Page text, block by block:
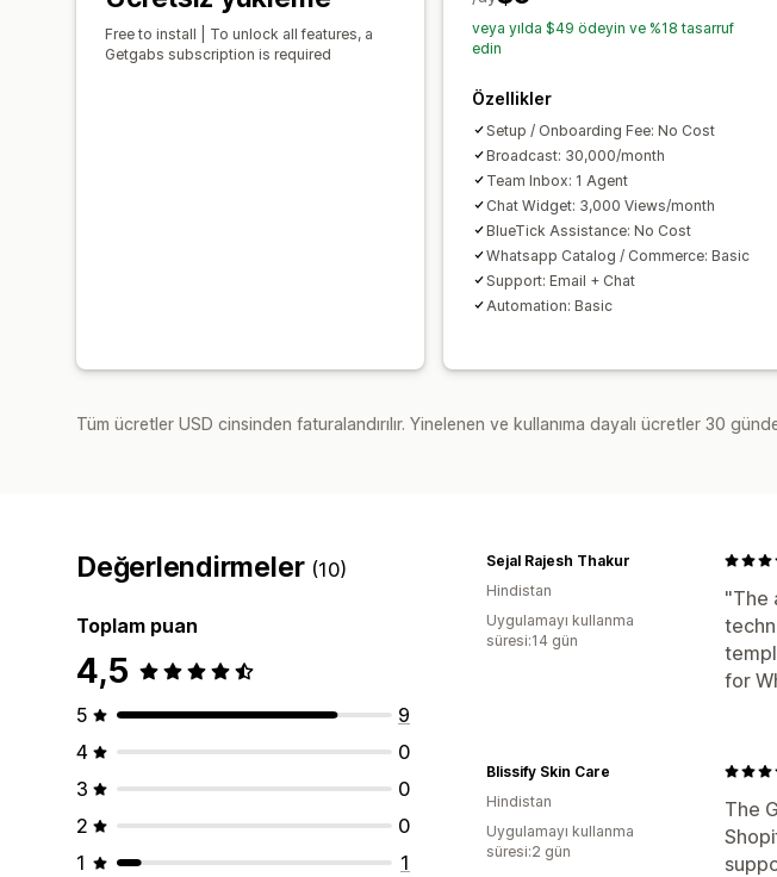
Free to install | To unlock all features, a
Getgabs subscription is required
veya yılda $49 ödeyin ve %18 tasarruf
edin
Özellikler
Setup / Onboarding Fee: No Cost
Broadcast: 30,000/month
Team Inbox: 1 Agent
Chat Widget: 3,000 Views/month
BlueTick Assistance: No Cost
Whatsapp Catalog / Commerce: Basic
Support: Email + Chat
Automation: Basic
Tüm ücretler USD cinsinden faturalandırılır. Yinelenen ve kullanıma dayalı ücretler 30
Değerlendirmeler (10)
Toplam puan
4,5
5
9
4
0
3
0
2
0
1
1
"The
for
Sejal Rajesh Thakur
Hindistan
Uygulamayı kullanma
süresi:14 gün
The
Blissify Skin Care
Hindistan
Uygulamayı kullanma
süresi:2 gün